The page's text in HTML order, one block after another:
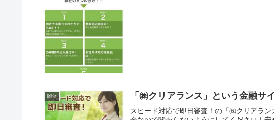
闇金 「㈱クリアランス」という金融サ
スピード対応で即日審査！の「㈱クリアラ